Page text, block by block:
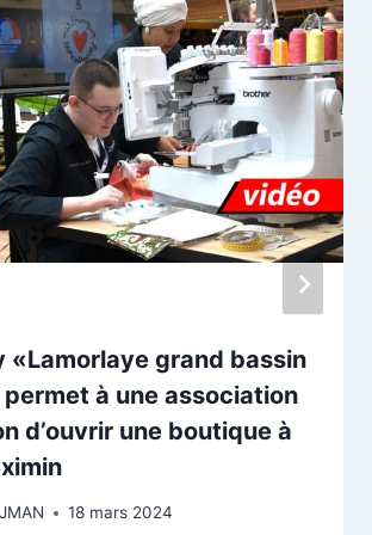
«Lamorlaye grand bassin
à une association
d’ouvrir une boutique à
18 mars 2024